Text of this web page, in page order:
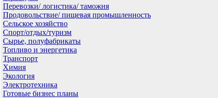
Перевозки/ логистика/ таможня
Продовольствие/ пищевая промышленность
Сельское хозяйство
Спорт/отдых/туризм
Сырье, полуфабрикаты
Топливо и энергетика
Транспорт
Химия
Экология
Электротехника
Готовые бизнес планы